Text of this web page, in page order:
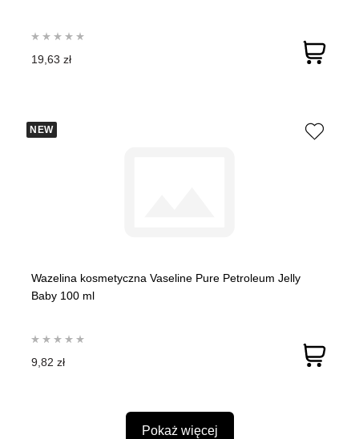
19,63 zł
NEW
Wazelina kosmetyczna Vaseline Pure Petroleum Jelly
Baby 100 ml
9,82 zł
Pokaż więcej